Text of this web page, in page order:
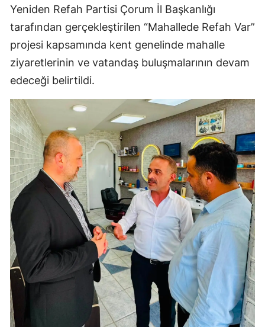
Van
Yozgat
Zonguldak
Bayburt
Karaman
Kırıkkale
Batman
Şırnak
Bartın
Ardahan
Iğdır
Yalova
Yeniden Refah Partisi Çorum İl Başkanlığı
tarafından gerçekleştirilen “Mahallede Refah Var”
projesi kapsamında kent genelinde mahalle
ziyaretlerinin ve vatandaş buluşmalarının devam
edeceği belirtildi.